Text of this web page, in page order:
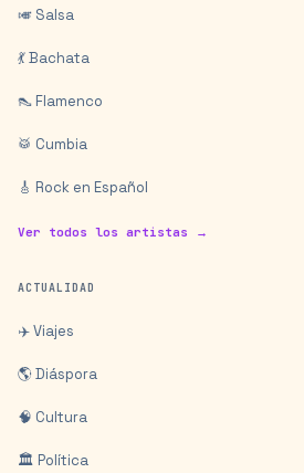
🎺 Salsa
💃 Bachata
👠 Flamenco
🥁 Cumbia
🎸 Rock en Español
Ver todos los artistas →
ACTUALIDAD
✈️ Viajes
🌎 Diáspora
🧠 Cultura
🏛️ Política